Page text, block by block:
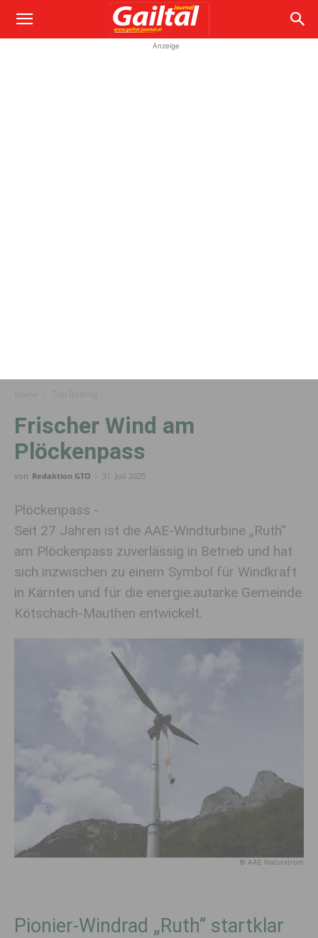
Anzeige
Frischer Wind am
Plöckenpass
von Redaktion GTO - 31. Juli 2025
Plöckenpass -
Seit 27 Jahren ist die AAE-Windturbine „Ruth“
am Plöckenpass zuverlässig in Betrieb und hat
sich inzwischen zu einem Symbol für Windkraft
in Kärnten und für die energie:autarke Gemeinde
Kötschach-Mauthen entwickelt.
© AAE Naturstrom
Pionier-Windrad „Ruth“ startklar